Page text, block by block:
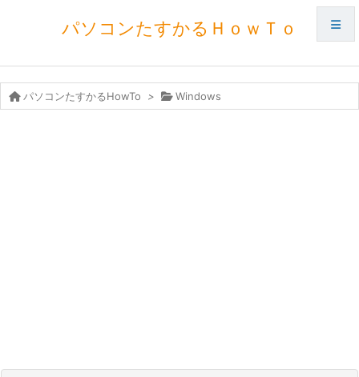
パソコンたすかるＨｏｗＴｏ
パソコンたすかるHowTo > Windows